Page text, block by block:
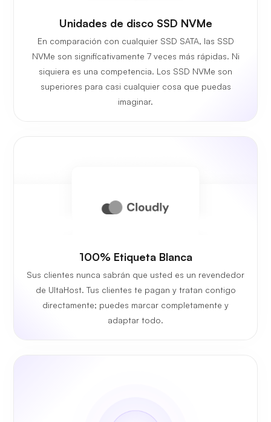
Unidades de disco SSD NVMe
En comparación con cualquier SSD SATA, las SSD
NVMe son significativamente 7 veces más rápidas. Ni
siquiera es una competencia. Los SSD NVMe son
superiores para casi cualquier cosa que puedas
imaginar.
100% Etiqueta Blanca
Sus clientes nunca sabrán que usted es un revendedor
de UltaHost. Tus clientes te pagan y tratan contigo
directamente; puedes marcar completamente y
adaptar todo.